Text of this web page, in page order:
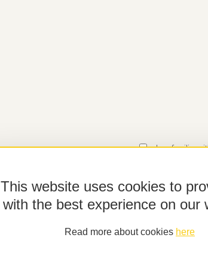
This website uses cookies to
with the best experience on our
Read more about cookies here
I am familiar
Data of the
I agree to
purpose of